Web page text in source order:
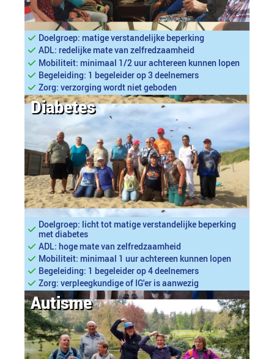
Doelgroep: matige verstandelijke beperking
ADL: redelijke mate van zelfredzaamheid
Mobiliteit: minimaal 1/2 uur achtereen kunnen lopen
Begeleiding: 1 begeleider op 3 deelnemers
Zorg: verzorging wordt niet geboden
Diabetes
Doelgroep: licht tot matige verstandelijke beperking
met diabetes
ADL: hoge mate van zelfredzaamheid
Mobiliteit: minimaal 1 uur achtereen kunnen lopen
Begeleiding: 1 begeleider op 4 deelnemers
Zorg: verpleegkundige of IG'er is aanwezig
Autisme